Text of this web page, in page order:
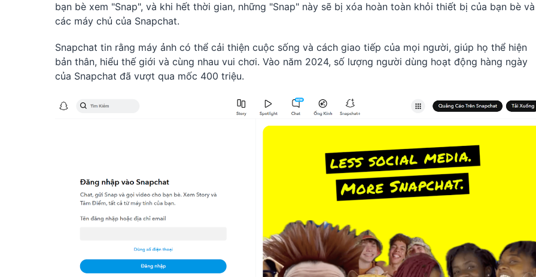
bạn bè xem "Snap", và khi hết thời gian, những "Snap" này sẽ bị xóa hoàn toàn khỏi thiết bị của bạn bè và
các máy chủ của Snapchat.
Snapchat tin rằng máy ảnh có thể cải thiện cuộc sống và cách giao tiếp của mọi người, giúp họ thể hiện
bản thân, hiểu thế giới và cùng nhau vui chơi. Vào năm 2024, số lượng người dùng hoạt động hàng ngày
của Snapchat đã vượt qua mốc 400 triệu.